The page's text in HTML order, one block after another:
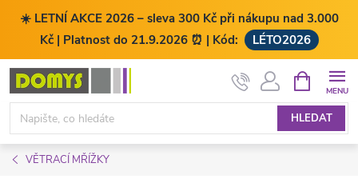
☀️ LETNÍ AKCE 2026 – sleva 300 Kč při nákupu nad 3.000
Kč | Platnost do 21.9.2026 ⏰ | Kód:
LÉTO2026
Přejít
obsah
HLEDAT
NÁKUPNÍ
KOŠÍK
VĚTRACÍ MŘÍŽKY